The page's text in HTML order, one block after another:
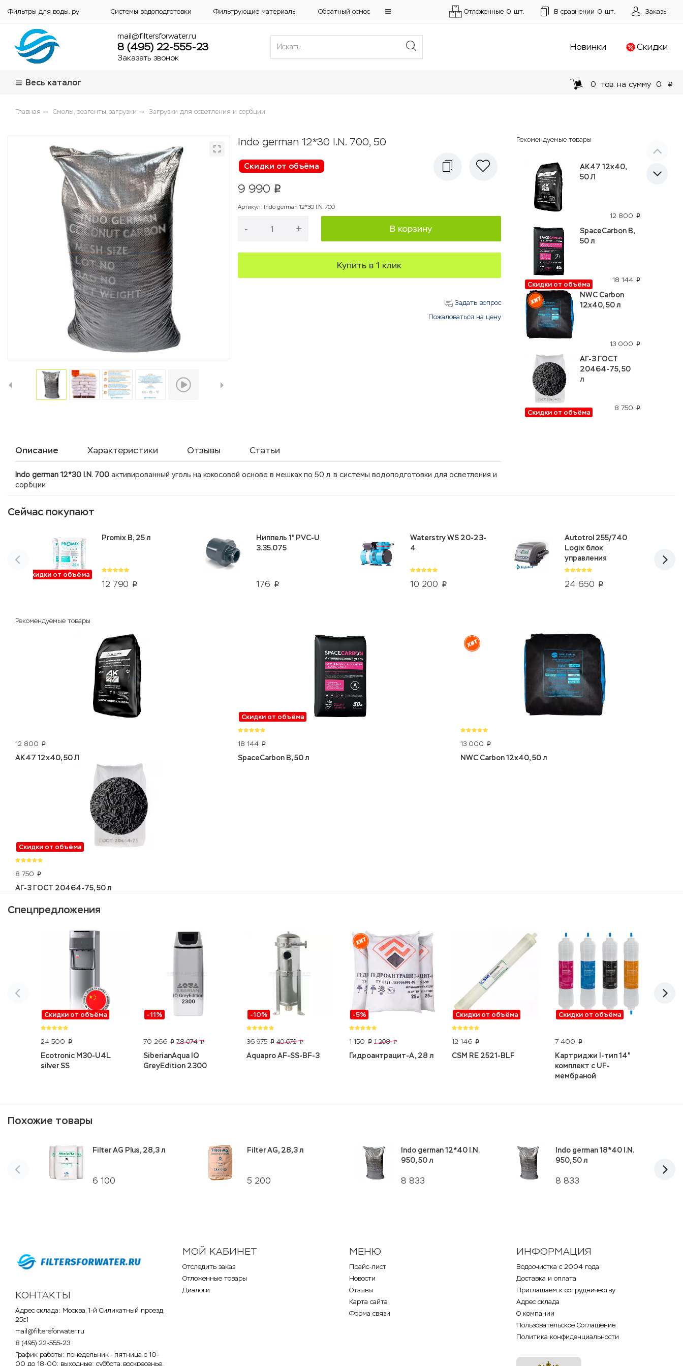
Фильтры для воды. ру Системы водоподготовки Фильтрующие материалы Обратный осмос Отложенные 0 шт. В сравнении 0 шт. Заказы
mail@filtersforwater.ru
8 (495) 22-555-23
Заказать звонок
Новинки Скидки
Весь каталог 0 тов. на сумму 0 p
Главная Смолы, реагенты, загрузки Загрузки для осветления и сорбции
Indo german 12*30 I.N. 700, 50
Скидки от объёма
9 990 p
Артикул: Indo german 12*30 I.N. 700
- + В корзину
Купить в 1 клик
Задать вопрос
Пожаловаться на цену
Рекомендуемые товары
12 800 p
AK47 12x40,
50 Л
Скидки от объёма
18 144 p
SpaceCarbon B,
50 л
13 000 p
NWC Carbon
12x40, 50 л
Скидки от объёма
8 750 p
АГ-3 ГОСТ
20464-75, 50
л
Описание Характеристики Отзывы Статьи
Indo german 12*30 I.N. 700 активированный уголь на кокосовой основе в мешках по 50 л. в системы водоподготовки для осветления и
сорбции
Сейчас покупают
Скидки от объёма
12 790 p
Promix B, 25 л
176 p
Ниппель 1" PVC-U
3.35.075
10 200 p
Waterstry WS 20-23-
4
24 650 p
Autotrol 255/740
Logix блок
управления
Рекомендуемые товары
12 800 p
AK47 12x40, 50 Л
Скидки от объёма
18 144 p
SpaceCarbon B, 50 л
13 000 p
NWC Carbon 12x40, 50 л
Скидки от объёма
8 750 p
АГ-3 ГОСТ 20464-75, 50 л
Спецпредложения
Скидки от объёма
24 500 p
Ecotronic M30-U4L
silver SS
-11%
70 266 p 78 074 p
SiberianAqua IQ
GreyEdition 2300
-10%
36 975 p 40 672 p
Aquapro AF-SS-BF-3
-5%
1 150 p 1 208 p
Гидроантрацит-А, 28 л
Скидки от объёма
12 146 p
CSM RE 2521-BLF
Скидки от объёма
7 400 p
Картриджи I-тип 14"
комплект с UF-
мембраной
Похожие товары
6 100
Filter AG Plus, 28,3 л
5 200
Filter AG, 28,3 л
8 833
Indo german 12*40 I.N.
950, 50 л
8 833
Indo german 18*40 I.N.
950, 50 л
КОНТАКТЫ
Адрес склада: Москва, 1-й Силикатный проезд,
25с1
mail@filtersforwater.ru
8 (495) 22-555-23
График работы: понедельник - пятница с 10-
00 до 18-00; выходные: суббота, воскресенье,
МОЙ КАБИНЕТ
Отследить заказ
Отложенные товары
Диалоги
МЕНЮ
Прайс-лист
Новости
Отзывы
Карта сайта
Форма связи
ИНФОРМАЦИЯ
Водоочистка с 2004 года
Доставка и оплата
Приглашаем к сотрудничеству
Адрес склада
О компании
Пользовательское Соглашение
Политика конфиденциальности